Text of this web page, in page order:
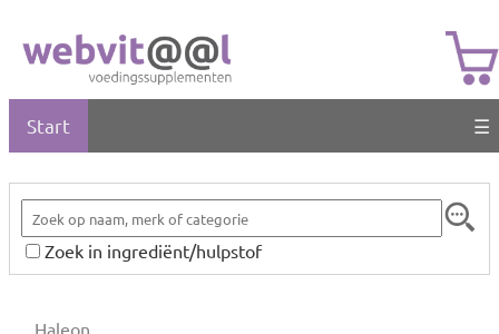
Start ☰
Zoek in ingrediënt/hulpstof
Haleon